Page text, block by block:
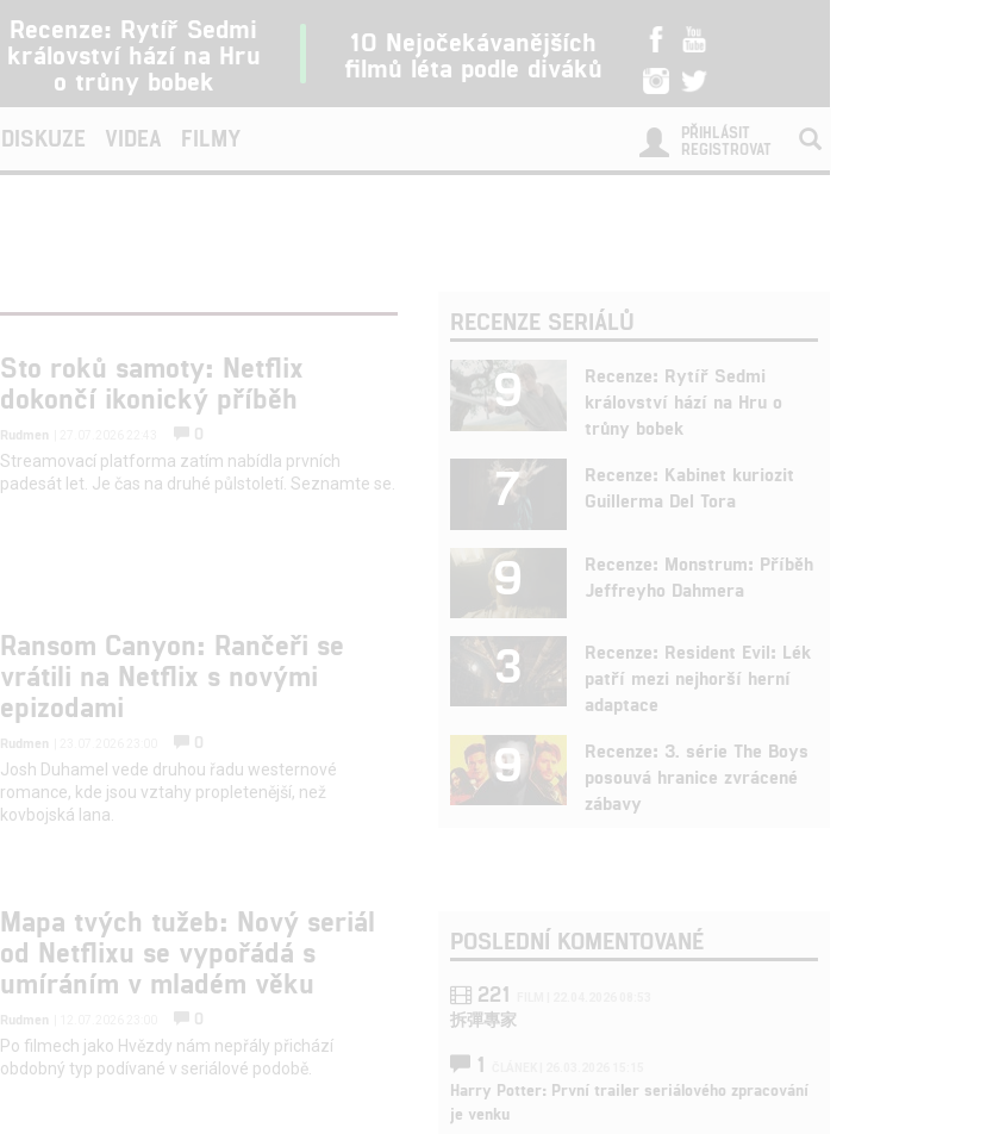
Recenze: Rytíř Sedmi
království hází na Hru
o trůny bobek
10 Nejočekávanějších
filmů léta podle diváků
DISKUZE VIDEA FILMY
PŘIHLÁSIT
REGISTROVAT
Sto roků samoty: Netflix
dokončí ikonický příběh
Rudmen
0
Streamovací platforma zatím nabídla prvních
padesát let. Je čas na druhé půlstoletí. Seznamte se.
Ransom Canyon: Rančeři se
vrátili na Netflix s novými
epizodami
Rudmen
0
Josh Duhamel vede druhou řadu westernové
romance, kde jsou vztahy propletenější, než
kovbojská lana.
Mapa tvých tužeb: Nový seriál
od Netflixu se vypořádá s
umíráním v mladém věku
Rudmen
0
Po filmech jako Hvězdy nám nepřály přichází
obdobný typ podívané v seriálové podobě.
RECENZE SERIÁLŮ
9
Recenze: Rytíř Sedmi
království hází na Hru o
trůny bobek
7
Recenze: Kabinet kuriozit
Guillerma Del Tora
9
Recenze: Monstrum: Příběh
Jeffreyho Dahmera
3
Recenze: Resident Evil: Lék
patří mezi nejhorší herní
adaptace
9
Recenze: 3. série The Boys
posouvá hranice zvrácené
zábavy
POSLEDNÍ KOMENTOVANÉ
221
拆彈專家
1
Harry Potter: První trailer seriálového zpracování
je venku